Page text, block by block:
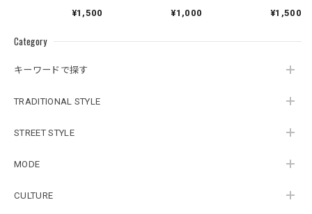
Category
キーワードで探す
TRADITIONAL STYLE
STREET STYLE
MODE
CULTURE
¥1,500
¥1,000
¥1,500